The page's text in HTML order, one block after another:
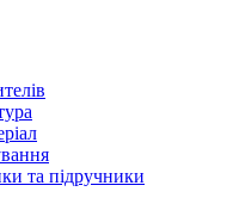
та підручники